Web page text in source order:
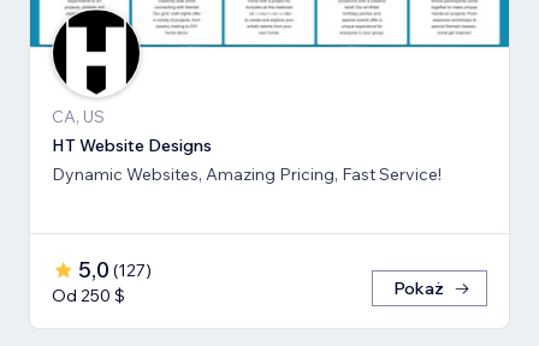
CA, US
HT Website Designs
Dynamic Websites, Amazing Pricing, Fast Service!
5,0 (127)
Od 250 $
Pokaż